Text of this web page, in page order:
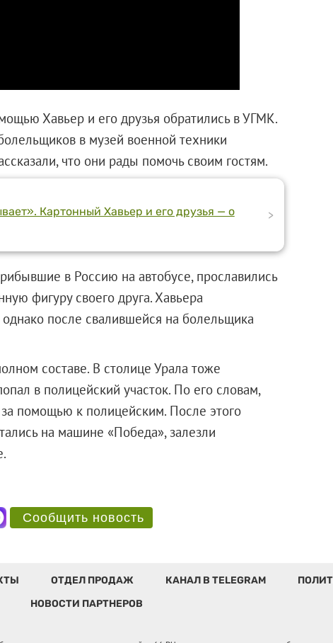
Хавьер и его друзья обратились в УГМК.
в музей военной техники
что они рады помочь своим гостям.
Картонный Хавьер и его друзья — о
>
в Россию на автобусе, прославились
фигуру своего друга. Хавьера
после свалившейся на болельщика
составе. В столице Урала тоже
в полицейский участок. По его словам,
помощью к полицейским. После этого
на машине «Победа», залезли
Сообщить новость
ОТДЕЛ ПРОДАЖ КАНАЛ В TELEGRAM
НОВОСТИ ПАРТНЕРОВ